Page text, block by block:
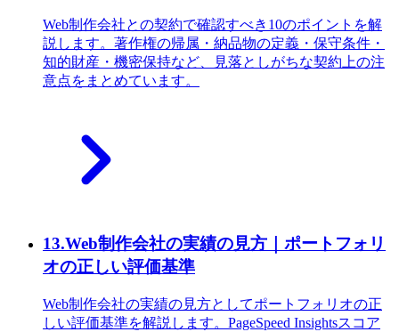
Web制作会社との契約で確認すべき10のポイントを解
説します。著作権の帰属・納品物の定義・保守条件・
知的財産・機密保持など、見落としがちな契約上の注
意点をまとめています。
13.Web制作会社の実績の見方｜ポートフォリ
オの正しい評価基準
Web制作会社の実績の見方としてポートフォリオの正
しい評価基準を解説します。PageSpeed Insightsスコア